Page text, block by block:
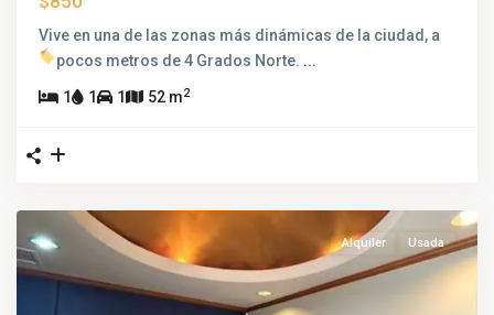
Vive en una de las zonas más dinámicas de la ciudad, a
pocos metros de 4 Grados Norte. ...
1 1 1 52 m2
Alquiler Usada